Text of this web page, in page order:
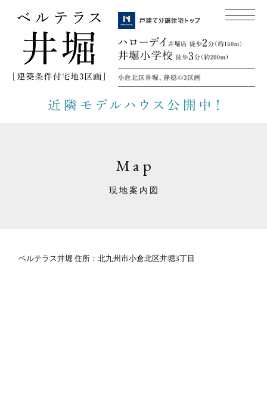
Map
現地案内図
ベルテラス井堀 住所：北九州市小倉北区井堀3丁目